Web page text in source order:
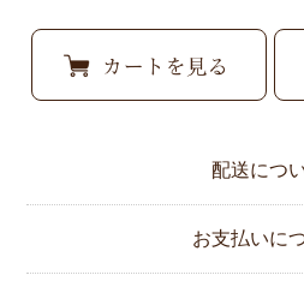
配送につ
お支払いに